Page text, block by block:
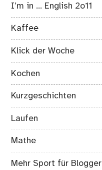
I’m in … English 2o11
Kaffee
Klick der Woche
Kochen
Kurzgeschichten
Laufen
Mathe
Mehr Sport für Blogger